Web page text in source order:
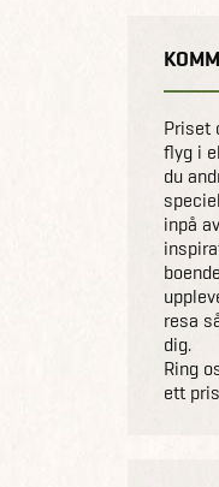
Priset
flyg i
du
inpå
resa
dig.
Ring
ett